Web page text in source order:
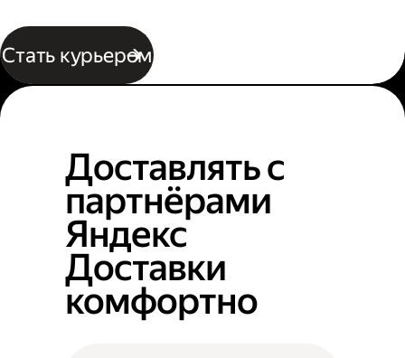
Стать курьером
Доставлять с
партнёрами
Яндекс
Доставки
комфортно